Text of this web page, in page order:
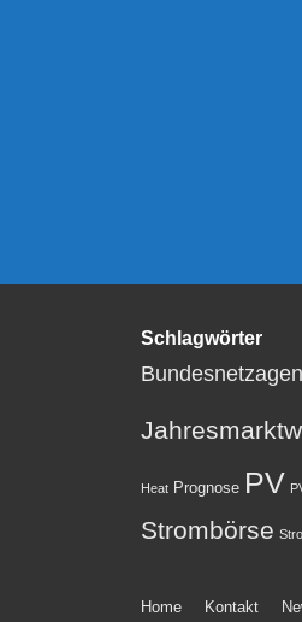
Schlagwörter
Heat Prognose PV
Strombörse
Footer-
Home Kontakt